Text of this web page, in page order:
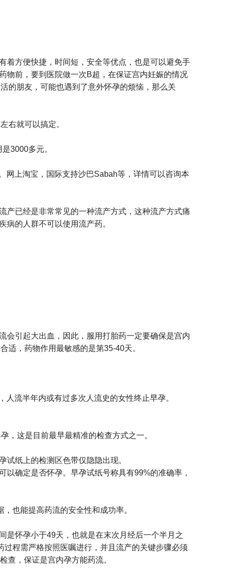
着方便快捷，时间短，安全等优点，也是可以避免手
物前，要到医院做一次B超，在保证宫内妊娠的情况
的朋友，可能也遇到了意外怀孕的烦恼，那么关
右就可以搞定。
3000多元。
网上淘宝，国际支持沙巴Sabah等，详情可以咨询本
产已经是非常常见的一种流产方式，这种流产方式痛
的人群不可以使用流产药。
会引起大出血，因此，服用打胎药一定要确保是宫内
适，药物作用最敏感的是第35-40天。
流半年内或有过多次人流史的女性终止早孕。
，这是目前最早最精准的检查方式之一。
纸上的检测区色带仅隐隐出现。
确定是否怀孕。早孕试纸号称具有99%的准确率，
也能提高药流的安全性和成功率。
是怀孕小于49天，也就是在末次月经后一个半月之
程需严格按照医嘱进行，并且流产的关键步骤必须
查，保证是宫内孕方能药流。